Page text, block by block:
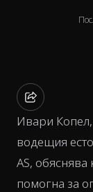
Ивари Копел,
водещия
AS,
помогна за